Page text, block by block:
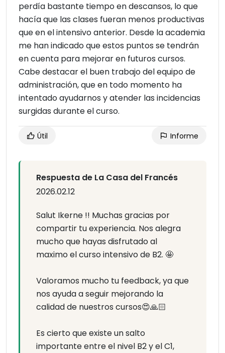
perdía bastante tiempo en descansos, lo que
hacía que las clases fueran menos productivas
que en el intensivo anterior. Desde la academia
me han indicado que estos puntos se tendrán
en cuenta para mejorar en futuros cursos.
Cabe destacar el buen trabajo del equipo de
administración, que en todo momento ha
intentado ayudarnos y atender las incidencias
surgidas durante el curso.
Útil Informe
Respuesta de La Casa del Francés
2026.02.12
Salut Ikerne !! Muchas gracias por
compartir tu experiencia. Nos alegra
mucho que hayas disfrutado al
maximo el curso intensivo de B2. 🤩
Valoramos mucho tu feedback, ya que
nos ayuda a seguir mejorando la
calidad de nuestros cursos😍🙏🏻
Es cierto que existe un salto
importante entre el nivel B2 y el C1,